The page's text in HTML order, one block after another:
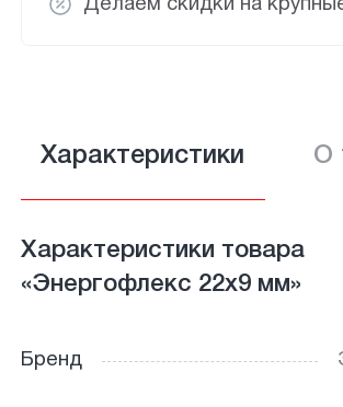
Делаем скидки на
Характеристики О
Характеристики товара
«Энергофлекс 22х9 мм»
Бренд